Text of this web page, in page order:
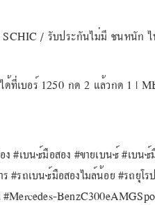
/ รับประกันไม่มี ชนหนัก
ที่เบอร์ 1250 กด 2 แล้วกด 1 |
#เบนซ์มือสอง #ขายเบนซ์ #เบน
#รถเบนซ์มือสองไมล์น้อย #รถยุโ